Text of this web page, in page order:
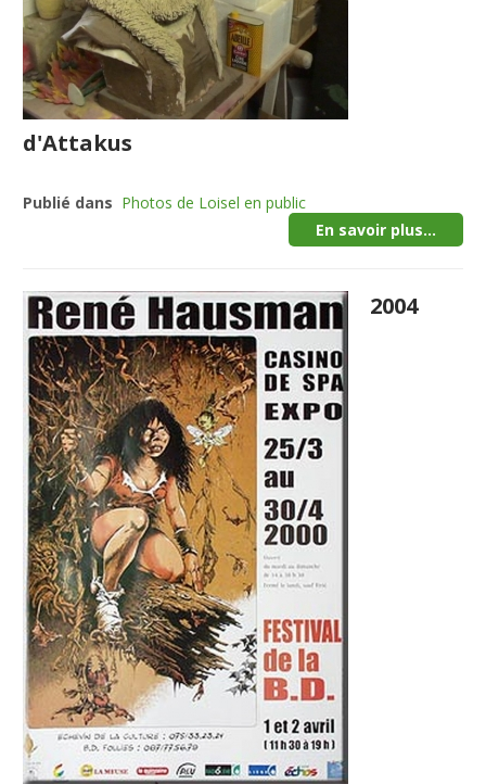
d'Attakus
Publié dans Photos de Loisel en public
En savoir plus...
2004